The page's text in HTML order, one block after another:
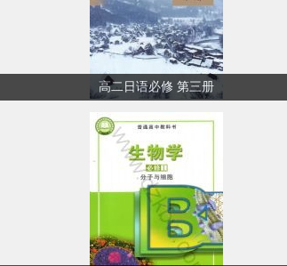
高二日语必修 第三册